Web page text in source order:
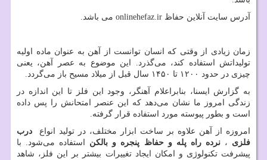
آدرس سایت آنلاین حفاظ onlinehefaz.ir می باشد.
زمان زیادی از وقتی که انسان توانست از آهن به عنوان ماده اولیه
تولیداتش استفاده کند، می‌گذرد. این موضوع به عصر آهن، یعنی
چیزی در حدود ۱۲۰۰ تا ۱۴۵۰ سال قبل از میلاد مسیح باز می‌گردد.
به گزارش ایسنا، بنابراعلام آهنگر، وجود این فلز تا این اندازه در
زندگی امروز ما نشان می‌دهد که این عنصر امتحانش را پس داده
است و بطور پیوسته مورد استفاده قرار گرفته.
امروزه از آهن علاوه بر ساخت ابزار مختلف، در تولید انواع درب
فلزی ،نرده راه پله و حفاظ پنجره و بالکن استفاده می‌شود. با
پیشرفت تکنولوژی و امکان ایجاد تغییرات بیشتر بر این فلز، شاهد